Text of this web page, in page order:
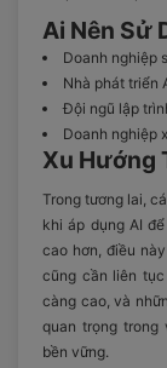
Ai Nên Sử
Doanh nghiệp
Nhà phát triển
Đội ngũ lập
Doanh nghiệp
Xu Hướng
Trong tương lai,
khi áp dụng AI
cao hơn, điều
cũng cần liên
càng cao, và
quan trọng trong
bền vững.